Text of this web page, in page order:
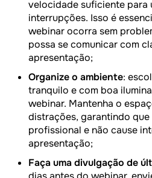
velocidade suficiente para
interrupções. Isso é
webinar ocorra sem
possa se comunicar com
apresentação;
Organize o ambiente:
tranquilo e com boa
webinar. Mantenha o
distrações, garantindo
profissional e não cause
apresentação;
Faça uma divulgação de